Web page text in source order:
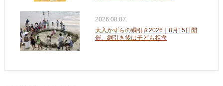
2026.08.07.
大入かずらの綱引き2026｜8月15日開
催、綱引き後は子ども相撲